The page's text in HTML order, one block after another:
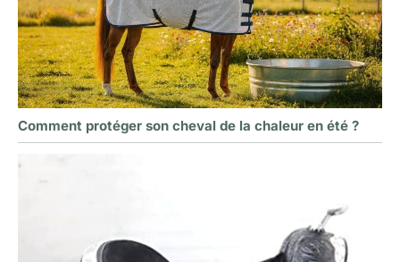
Comment protéger son cheval de la chaleur en été ?